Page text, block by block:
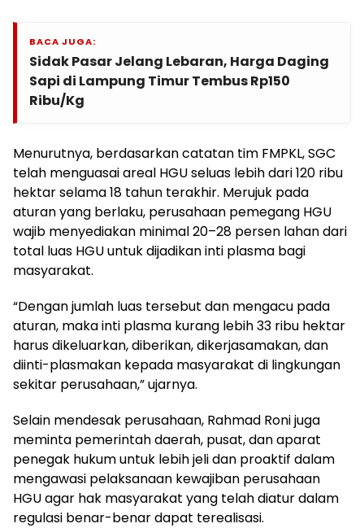
BACA JUGA:
Sidak Pasar Jelang Lebaran, Harga Daging
Sapi di Lampung Timur Tembus Rp150
Ribu/Kg
Menurutnya, berdasarkan catatan tim FMPKL, SGC
telah menguasai areal HGU seluas lebih dari 120 ribu
hektar selama 18 tahun terakhir. Merujuk pada
aturan yang berlaku, perusahaan pemegang HGU
wajib menyediakan minimal 20–28 persen lahan dari
total luas HGU untuk dijadikan inti plasma bagi
masyarakat.
“Dengan jumlah luas tersebut dan mengacu pada
aturan, maka inti plasma kurang lebih 33 ribu hektar
harus dikeluarkan, diberikan, dikerjasamakan, dan
diinti-plasmakan kepada masyarakat di lingkungan
sekitar perusahaan,” ujarnya.
Selain mendesak perusahaan, Rahmad Roni juga
meminta pemerintah daerah, pusat, dan aparat
penegak hukum untuk lebih jeli dan proaktif dalam
mengawasi pelaksanaan kewajiban perusahaan
HGU agar hak masyarakat yang telah diatur dalam
regulasi benar-benar dapat terealisasi.